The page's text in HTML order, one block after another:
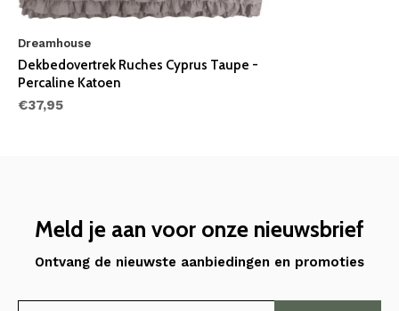
Dreamhouse
Dekbedovertrek Ruches Cyprus Taupe -
Percaline Katoen
€37,95
Meld je aan voor onze nieuwsbrief
Ontvang de nieuwste aanbiedingen en promoties